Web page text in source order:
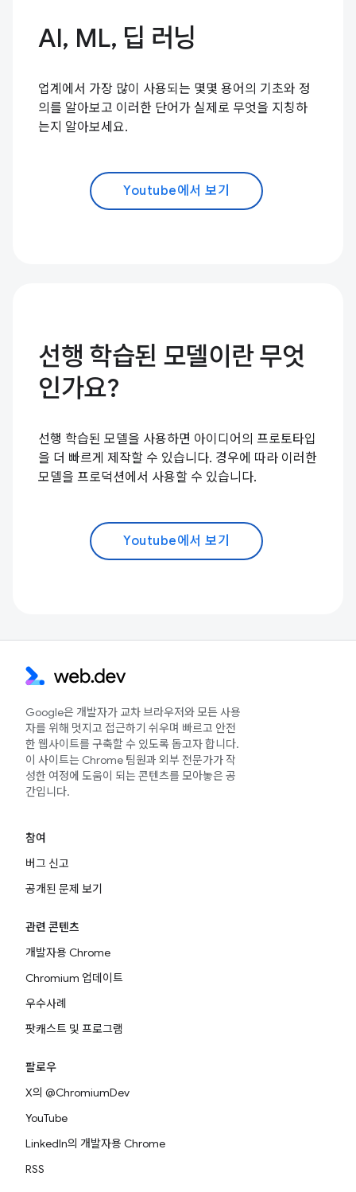
AI, ML, 딥 러닝
업계에서 가장 많이 사용되는 몇몇 용어의 기초와 정
의를 알아보고 이러한 단어가 실제로 무엇을 지칭하
는지 알아보세요.
Youtube에서 보기
선행 학습된 모델이란 무엇
인가요?
선행 학습된 모델을 사용하면 아이디어의 프로토타입
을 더 빠르게 제작할 수 있습니다. 경우에 따라 이러한
모델을 프로덕션에서 사용할 수 있습니다.
Youtube에서 보기
Google은 개발자가 교차 브라우저와 모든 사용
자를 위해 멋지고 접근하기 쉬우며 빠르고 안전
한 웹사이트를 구축할 수 있도록 돕고자 합니다.
이 사이트는 Chrome 팀원과 외부 전문가가 작
성한 여정에 도움이 되는 콘텐츠를 모아놓은 공
간입니다.
참여
버그 신고
공개된 문제 보기
관련 콘텐츠
개발자용 Chrome
Chromium 업데이트
우수사례
팟캐스트 및 프로그램
팔로우
X의 @ChromiumDev
YouTube
LinkedIn의 개발자용 Chrome
RSS